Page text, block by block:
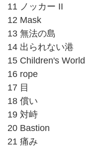
11 ノッカー II
12 Mask
13 無法の島
14 出られない港
15 Children's World
16 rope
17 目
18 償い
19 対峙
20 Bastion
21 痛み